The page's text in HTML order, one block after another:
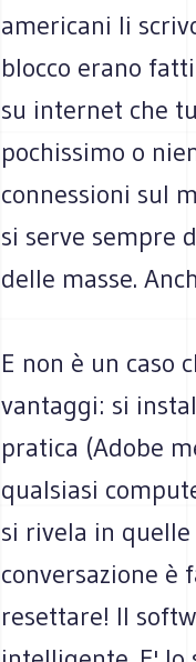
americani li
blocco erano
su internet che
pochissimo o
connessioni sul
si serve sempre
delle masse.
E non è un caso
vantaggi: si
pratica (Adobe
qualsiasi
si rivela in
conversazione è
resettare! Il